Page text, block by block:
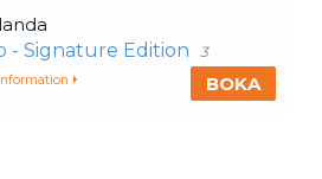
- Signature Edition
3
BOKA